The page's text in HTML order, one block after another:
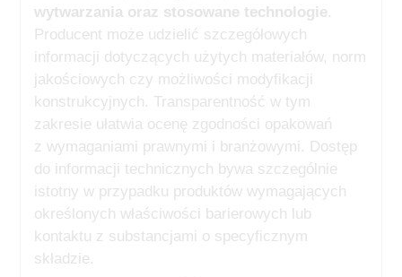
wytwarzania oraz stosowane technologie.
Producent może udzielić szczegółowych
informacji dotyczących użytych materiałów, norm
jakościowych czy możliwości modyfikacji
konstrukcyjnych. Transparentność w tym
zakresie ułatwia ocenę zgodności opakowań
z wymaganiami prawnymi i branżowymi. Dostęp
do informacji technicznych bywa szczególnie
istotny w przypadku produktów wymagających
określonych właściwości barierowych lub
kontaktu z substancjami o specyficznym
składzie.